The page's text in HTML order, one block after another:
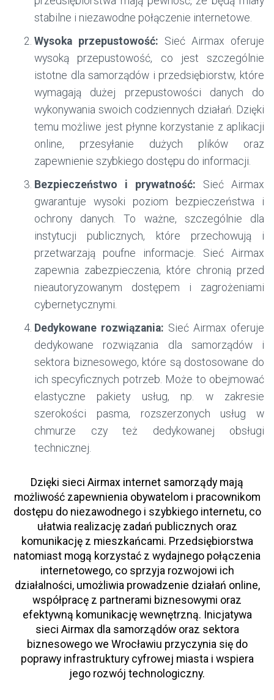
stabilne i niezawodne połączenie internetowe.
Wysoka przepustowość: Sieć Airmax oferuje
wysoką przepustowość, co jest szczególnie
istotne dla samorządów i przedsiębiorstw, które
wymagają dużej przepustowości danych do
wykonywania swoich codziennych działań. Dzięki
temu możliwe jest płynne korzystanie z aplikacji
online, przesyłanie dużych plików oraz
zapewnienie szybkiego dostępu do informacji.
Bezpieczeństwo i prywatność: Sieć Airmax
gwarantuje wysoki poziom bezpieczeństwa i
ochrony danych. To ważne, szczególnie dla
instytucji publicznych, które przechowują i
przetwarzają poufne informacje. Sieć Airmax
zapewnia zabezpieczenia, które chronią przed
nieautoryzowanym dostępem i zagrożeniami
cybernetycznymi.
Dedykowane rozwiązania: Sieć Airmax oferuje
dedykowane rozwiązania dla samorządów i
sektora biznesowego, które są dostosowane do
ich specyficznych potrzeb. Może to obejmować
elastyczne pakiety usług, np. w zakresie
szerokości pasma, rozszerzonych usług w
chmurze czy też dedykowanej obsługi
technicznej.
Dzięki sieci Airmax internet samorządy mają
możliwość zapewnienia obywatelom i pracownikom
dostępu do niezawodnego i szybkiego internetu, co
ułatwia realizację zadań publicznych oraz
komunikację z mieszkańcami. Przedsiębiorstwa
natomiast mogą korzystać z wydajnego połączenia
internetowego, co sprzyja rozwojowi ich
działalności, umożliwia prowadzenie działań online,
współpracę z partnerami biznesowymi oraz
efektywną komunikację wewnętrzną. Inicjatywa
sieci Airmax dla samorządów oraz sektora
biznesowego we Wrocławiu przyczynia się do
poprawy infrastruktury cyfrowej miasta i wspiera
jego rozwój technologiczny.